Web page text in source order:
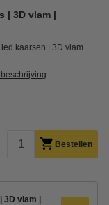
| 3D vlam |
kaarsen 3D vlam
Bestellen
vlam |